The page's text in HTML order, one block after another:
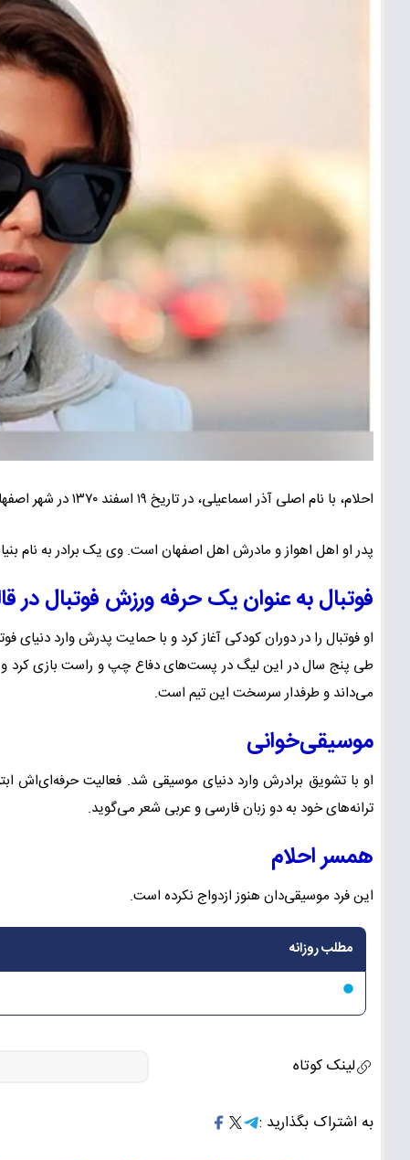
احلام، با نام اصلی آذر اسماعیلی، در تاریخ ۱۹ اسفند ۱۳۷۰ در شهر اصفهان به دنیا آمده است.
پدر او اهل اهواز و مادرش اهل اصفهان است. وی یک برادر به نام
فوتبال به عنوان یک حرفه ورزش فوتبال در
او فوتبال را در دوران کودکی آغاز کرد و با حمایت پدرش وارد دنیای
طی پنج سال در این لیگ در پست‌های دفاع چپ و راست بازی کرد و
می‌داند و طرفدار سرسخت این تیم است.
موسیقی‌خوانی
او با تشویق برادرش وارد دنیای موسیقی شد. فعالیت حرفه‌ای‌اش
ترانه‌های خود به دو زبان فارسی و عربی شعر می‌گوید.
همسر احلام
این فرد موسیقی‌دان هنوز ازدواج نکرده است.
مطلب روزانه
لینک کوتاه
به اشتراک بگذارید :